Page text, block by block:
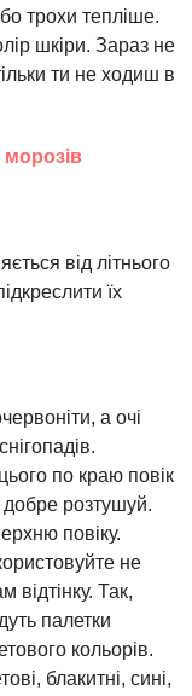
трохи тепліше.
шкіри. Зараз не
ти не ходиш в
від літнього
їх
а очі
по краю повік
добре розтушуй.
повіку.
не
відтінку. Так,
палетки
кольорів.
блакитні, сині,